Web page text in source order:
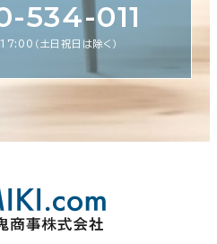
534-011
（土日祝日は除く）